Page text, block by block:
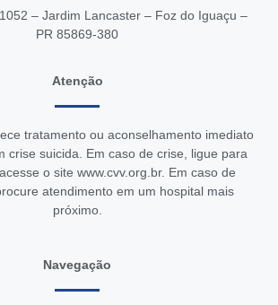
– Jardim Lancaster – Foz do Iguaçu –
PR 85869-380
Atenção
tratamento ou aconselhamento imediato
crise suicida. Em caso de crise, ligue para
o site www.cvv.org.br. Em caso de
atendimento em um hospital mais
próximo.
Navegação